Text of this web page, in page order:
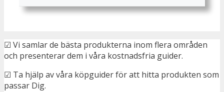
☑ Vi samlar de bästa produkterna inom flera områden
och presenterar dem i våra kostnadsfria guider.
☑ Ta hjälp av våra köpguider för att hitta produkten som
passar Dig.